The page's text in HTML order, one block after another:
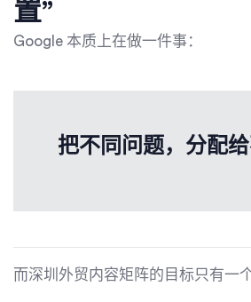
置”
Google 本质上在做一件事：
把不同问题，分配给
而深圳外贸内容矩阵的目标只有一个